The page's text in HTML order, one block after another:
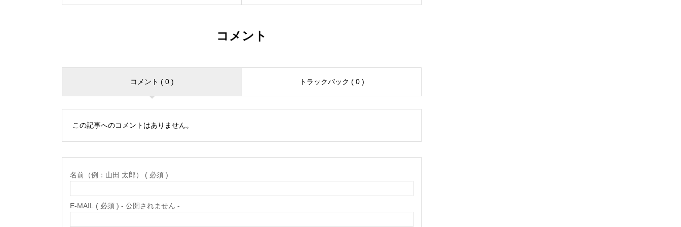
コメント
コメント ( 0 ) トラックバック ( 0 )
この記事へのコメントはありません。
名前（例：山田 太郎） ( 必須 )
E-MAIL ( 必須 ) - 公開されません -